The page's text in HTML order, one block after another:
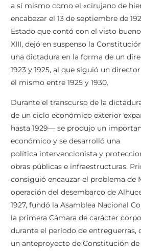
a sí mismo como el «cirujano de
encabezar el 13 de septiembre de
Estado que contó con el visto
XIII, dejó en suspenso la
una dictadura en la forma de un
1923 y 1925, al que siguió un
él mismo entre 1925 y 1930.
Durante el transcurso de la
de un ciclo económico exterior
hasta 1929— se produjo un
económico y se desarrolló una
política intervencionista y
obras públicas e infraestructuras.
consiguió encauzar el problema de
operación del desembarco de
1927, fundó la Asamblea Nacional
la primera Cámara de carácter
durante el período de entreguerras,
un anteproyecto de Constitución